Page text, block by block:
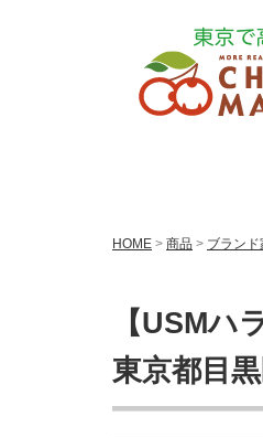
HOME > 商品 > ブラン
【USMハ
東京都目